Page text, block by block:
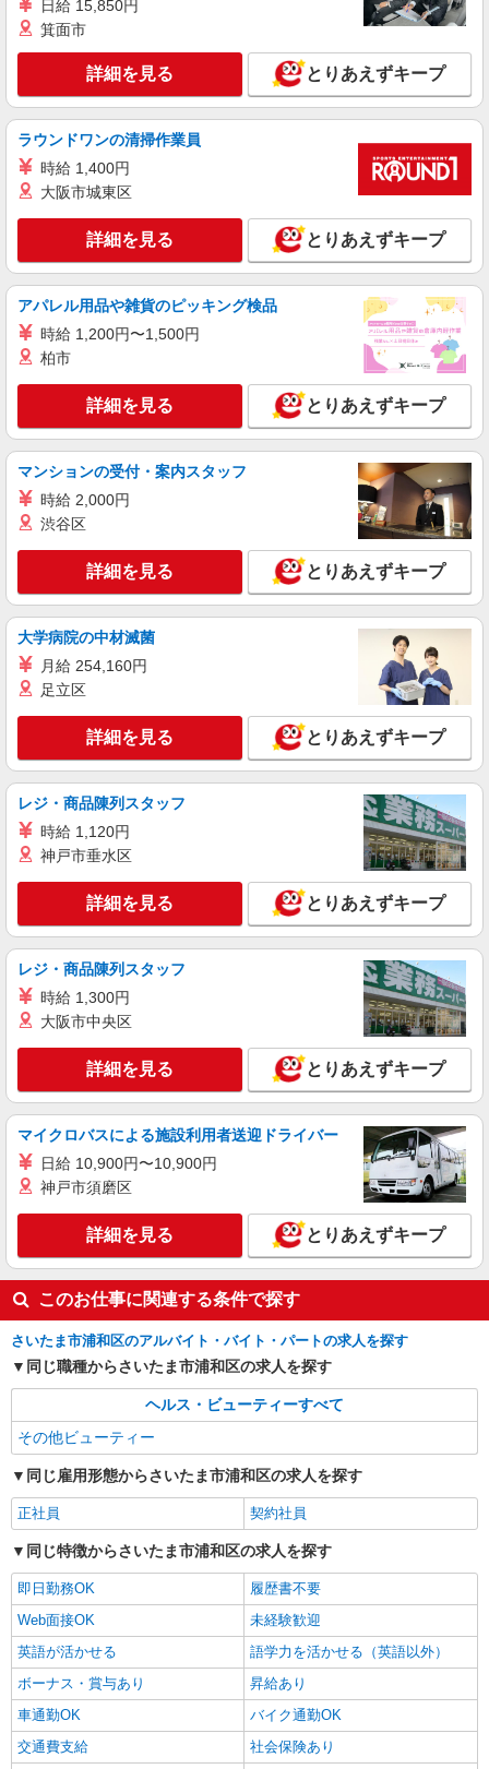
日給 15,850円
箕面市
詳細を見る とりあえずキープ
ラウンドワンの清掃作業員
時給 1,400円
大阪市城東区
詳細を見る とりあえずキープ
アパレル用品や雑貨のピッキング検品
時給 1,200円〜1,500円
柏市
詳細を見る とりあえずキープ
マンションの受付・案内スタッフ
時給 2,000円
渋谷区
詳細を見る とりあえずキープ
大学病院の中材滅菌
月給 254,160円
足立区
詳細を見る とりあえずキープ
レジ・商品陳列スタッフ
時給 1,120円
神戸市垂水区
詳細を見る とりあえずキープ
レジ・商品陳列スタッフ
時給 1,300円
大阪市中央区
詳細を見る とりあえずキープ
マイクロバスによる施設利用者送迎ドライバー
日給 10,900円〜10,900円
神戸市須磨区
詳細を見る とりあえずキープ
このお仕事に関連する条件で探す
さいたま市浦和区のアルバイト・バイト・パートの求人を探す
同じ職種からさいたま市浦和区の求人を探す
ヘルス・ビューティーすべて
その他ビューティー
同じ雇用形態からさいたま市浦和区の求人を探す
正社員 契約社員
同じ特徴からさいたま市浦和区の求人を探す
即日勤務OK
履歴書不要
Web面接OK
未経験歓迎
英語が活かせる
語学力を活かせる（英語以外）
ボーナス・賞与あり
昇給あり
車通勤OK
バイク通勤OK
交通費支給
社会保険あり